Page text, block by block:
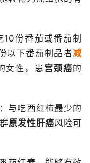
份番茄或番茄制
以下番茄制品者减
女性，患 宫颈癌的
与吃西红柿最少的
原发性肝癌风险可